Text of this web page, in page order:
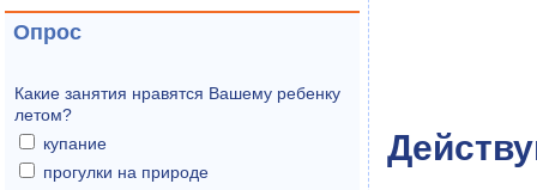
Опрос
Какие занятия нравятся Вашему ребенку
летом?
купание
прогулки на природе